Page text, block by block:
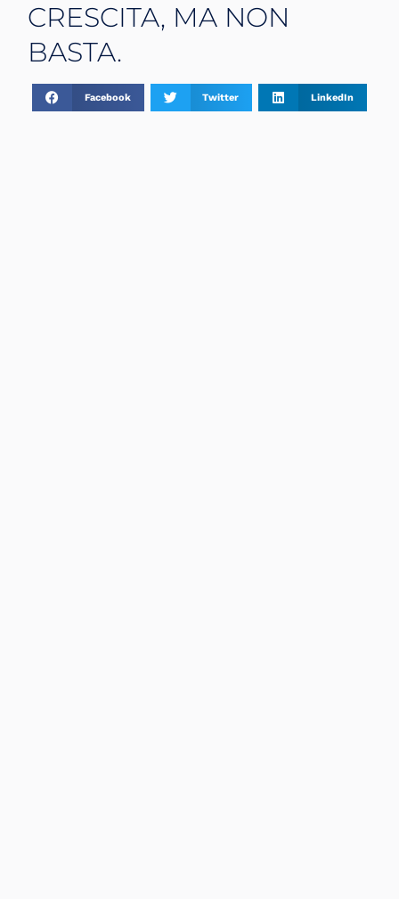
CRESCITA, MA NON
BASTA.
Facebook Twitter LinkedIn